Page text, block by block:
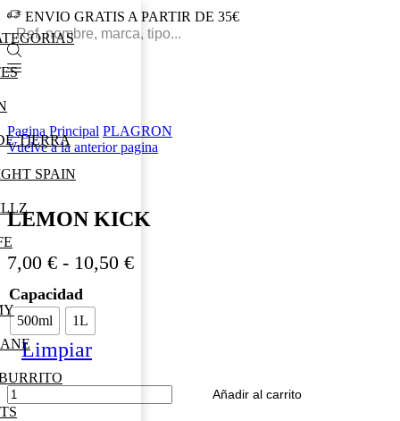
ENVIO GRATIS A PARTIR DE 35€
Search
input
TIERRA
SPAIN
Pagina Principal PLAGRON
Vuelve a la anterior pagina
LEMON KICK
7,00 € - 10,50 €Rango
10,50 €
Capacidad
500ml 1L
Limpiar
LEMON
KICK
Añadir al carrito